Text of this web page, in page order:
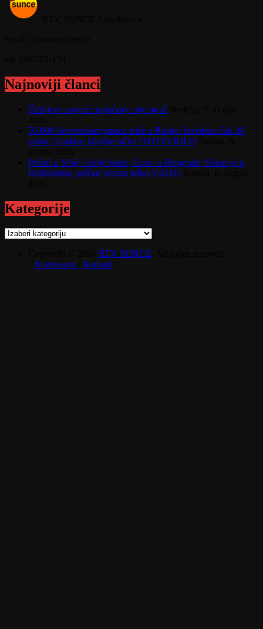
Najnoviji članci
Čelsijevo najveće pojačanje nije igrač
50.000 Severnokorejanaca stiže u Rusiju; Izvedeno čak 40
udara!; Gađane ključne tačke FOTO/VIDEO
Požari u Srbiji i dalje bukte; Gori i u Beogradu; Situacija u
Deliblatskoj peščari veoma teška VIDEO
Kategorije
Kategorije
RTV SUNCE
Impressum Kontakt/